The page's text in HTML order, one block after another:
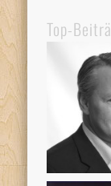
Top-